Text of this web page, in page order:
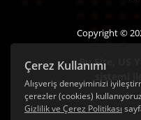
Çerez Kullanımı
Alışveriş deneyiminizi
çerezler (cookies)
Gizlilik ve Çerez Politikası
Copyright ©
Bu Site,